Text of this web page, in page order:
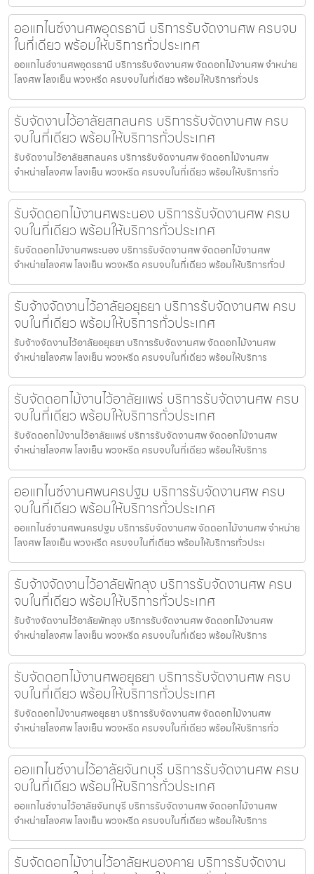
ออแกไนซ์งานศพอุดรธานี บริการรับจัดงานศพ ครบจบ
ในที่เดียว พร้อมให้บริการทั่วประเทศ
ออแกไนซ์งานศพอุดรธานี บริการรับจัดงานศพ จัดดอกไม้งานศพ จำหน่าย
โลงศพ โลงเย็น พวงหรีด ครบจบในที่เดียว พร้อมให้บริการทั่วปร
รับจัดงานไว้อาลัยสกลนคร บริการรับจัดงานศพ ครบ
จบในที่เดียว พร้อมให้บริการทั่วประเทศ
รับจัดงานไว้อาลัยสกลนคร บริการรับจัดงานศพ จัดดอกไม้งานศพ
จำหน่ายโลงศพ โลงเย็น พวงหรีด ครบจบในที่เดียว พร้อมให้บริการทั่ว
รับจัดดอกไม้งานศพระนอง บริการรับจัดงานศพ ครบ
จบในที่เดียว พร้อมให้บริการทั่วประเทศ
รับจัดดอกไม้งานศพระนอง บริการรับจัดงานศพ จัดดอกไม้งานศพ
จำหน่ายโลงศพ โลงเย็น พวงหรีด ครบจบในที่เดียว พร้อมให้บริการทั่วป
รับจ้างจัดงานไว้อาลัยอยุธยา บริการรับจัดงานศพ ครบ
จบในที่เดียว พร้อมให้บริการทั่วประเทศ
รับจ้างจัดงานไว้อาลัยอยุธยา บริการรับจัดงานศพ จัดดอกไม้งานศพ
จำหน่ายโลงศพ โลงเย็น พวงหรีด ครบจบในที่เดียว พร้อมให้บริการ
รับจัดดอกไม้งานไว้อาลัยแพร่ บริการรับจัดงานศพ ครบ
จบในที่เดียว พร้อมให้บริการทั่วประเทศ
รับจัดดอกไม้งานไว้อาลัยแพร่ บริการรับจัดงานศพ จัดดอกไม้งานศพ
จำหน่ายโลงศพ โลงเย็น พวงหรีด ครบจบในที่เดียว พร้อมให้บริการ
ออแกไนซ์งานศพนครปฐม บริการรับจัดงานศพ ครบ
จบในที่เดียว พร้อมให้บริการทั่วประเทศ
ออแกไนซ์งานศพนครปฐม บริการรับจัดงานศพ จัดดอกไม้งานศพ จำหน่าย
โลงศพ โลงเย็น พวงหรีด ครบจบในที่เดียว พร้อมให้บริการทั่วประเ
รับจ้างจัดงานไว้อาลัยพัทลุง บริการรับจัดงานศพ ครบ
จบในที่เดียว พร้อมให้บริการทั่วประเทศ
รับจ้างจัดงานไว้อาลัยพัทลุง บริการรับจัดงานศพ จัดดอกไม้งานศพ
จำหน่ายโลงศพ โลงเย็น พวงหรีด ครบจบในที่เดียว พร้อมให้บริการ
รับจัดดอกไม้งานศพอยุธยา บริการรับจัดงานศพ ครบ
จบในที่เดียว พร้อมให้บริการทั่วประเทศ
รับจัดดอกไม้งานศพอยุธยา บริการรับจัดงานศพ จัดดอกไม้งานศพ
จำหน่ายโลงศพ โลงเย็น พวงหรีด ครบจบในที่เดียว พร้อมให้บริการทั่ว
ออแกไนซ์งานไว้อาลัยจันทบุรี บริการรับจัดงานศพ ครบ
จบในที่เดียว พร้อมให้บริการทั่วประเทศ
ออแกไนซ์งานไว้อาลัยจันทบุรี บริการรับจัดงานศพ จัดดอกไม้งานศพ
จำหน่ายโลงศพ โลงเย็น พวงหรีด ครบจบในที่เดียว พร้อมให้บริการ
รับจัดดอกไม้งานไว้อาลัยหนองคาย บริการรับจัดงาน